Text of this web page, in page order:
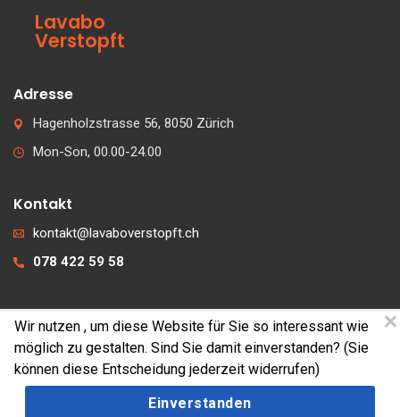
Lavabo
Verstopft
Adresse
Hagenholzstrasse 56, 8050 Zürich
Mon-Son, 00.00-24.00
Kontakt
kontakt@lavaboverstopft.ch
078 422 59 58
© 2026 lavaboverstopft.ch
Kontakt
Impressum
Cookies
Wir nutzen , um diese Website für Sie so interessant wie
möglich zu gestalten. Sind Sie damit einverstanden? (Sie
können diese Entscheidung jederzeit widerrufen)
Einverstanden